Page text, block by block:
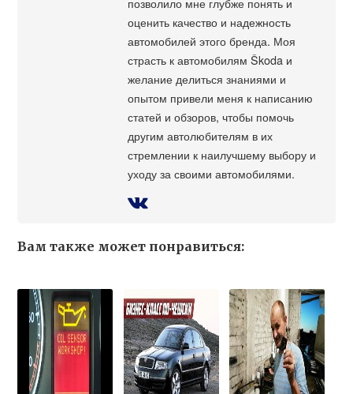
оценить качество и надежность
автомобилей этого бренда. Моя
страсть к автомобилям Škoda и
желание делиться знаниями и
опытом привели меня к написанию
статей и обзоров, чтобы помочь
другим автолюбителям в их
стремлении к наилучшему выбору и
уходу за своими автомобилями.
Вам также может понравиться: